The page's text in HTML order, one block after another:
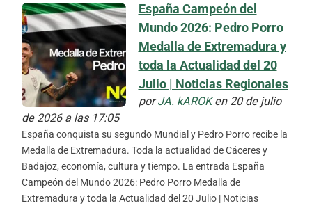
España Campeón del
Mundo 2026: Pedro Porro
Medalla de Extremadura y
toda la Actualidad del 20
Julio | Noticias Regionales
porJA. kAROKen 20 de julio
de 2026 a las 17:05
España conquista su segundo Mundial y Pedro Porro recibe la
Medalla de Extremadura. Toda la actualidad de Cáceres y
Badajoz, economía, cultura y tiempo. La entrada España
Campeón del Mundo 2026: Pedro Porro Medalla de
Extremadura y toda la Actualidad del 20 Julio | Noticias